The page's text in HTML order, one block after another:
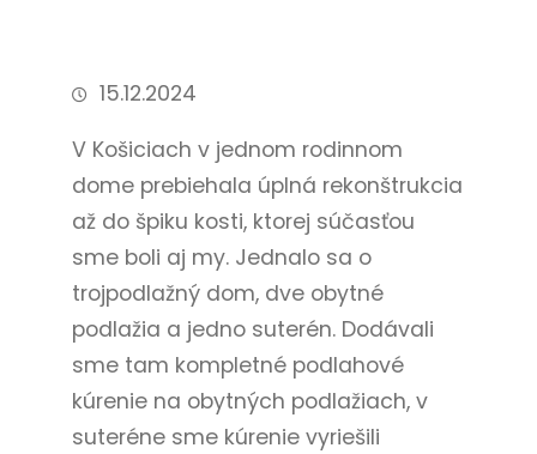
15.12.2024
V Košiciach v jednom rodinnom
dome prebiehala úplná rekonštrukcia
až do špiku kosti, ktorej súčasťou
sme boli aj my. Jednalo sa o
trojpodlažný dom, dve obytné
podlažia a jedno suterén. Dodávali
sme tam kompletné podlahové
kúrenie na obytných podlažiach, v
suteréne sme kúrenie vyriešili